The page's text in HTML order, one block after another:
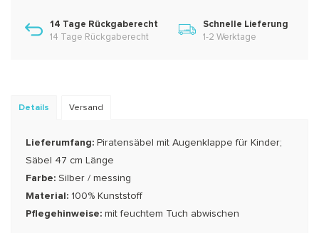
14 Tage Rückgaberecht
14 Tage Rückgaberecht
Schnelle Lieferung
1-2 Werktage
Details Versand
Lieferumfang: Piratensäbel mit Augenklappe für Kinder;
Säbel 47 cm Länge
Farbe: Silber / messing
Material: 100% Kunststoff
Pflegehinweise: mit feuchtem Tuch abwischen